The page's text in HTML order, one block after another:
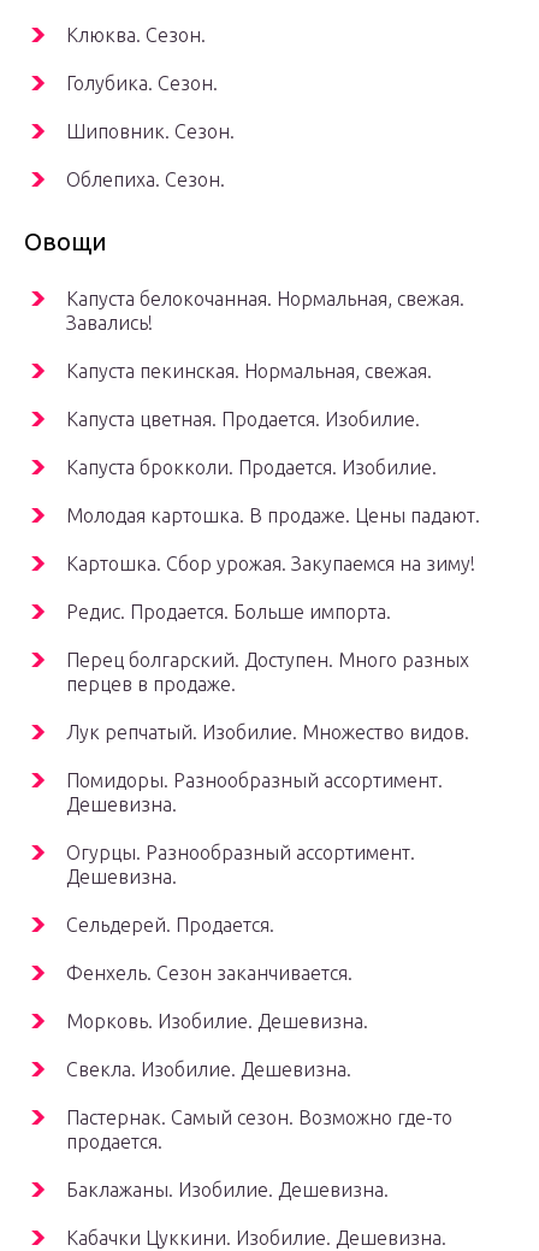
Клюква. Сезон.
Голубика. Сезон.
Шиповник. Сезон.
Облепиха. Сезон.
Овощи
Капуста белокочанная. Нормальная, свежая.
Завались!
Капуста пекинская. Нормальная, свежая.
Капуста цветная. Продается. Изобилие.
Капуста брокколи. Продается. Изобилие.
Молодая картошка. В продаже. Цены падают.
Картошка. Сбор урожая. Закупаемся на зиму!
Редис. Продается. Больше импорта.
Перец болгарский. Доступен. Много разных
перцев в продаже.
Лук репчатый. Изобилие. Множество видов.
Помидоры. Разнообразный ассортимент.
Дешевизна.
Огурцы. Разнообразный ассортимент.
Дешевизна.
Сельдерей. Продается.
Фенхель. Сезон заканчивается.
Морковь. Изобилие. Дешевизна.
Свекла. Изобилие. Дешевизна.
Пастернак. Самый сезон. Возможно где-то
продается.
Баклажаны. Изобилие. Дешевизна.
Кабачки Цуккини. Изобилие. Дешевизна.